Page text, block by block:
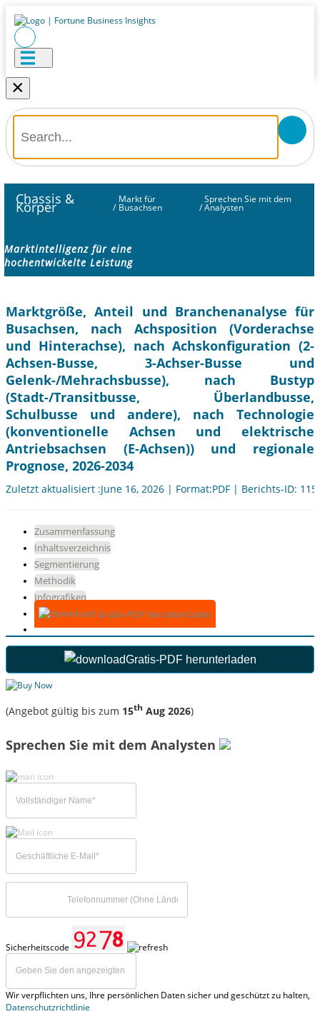
×
Chassis &
Körper /
Markt für
Busachsen /
Sprechen Sie mit dem
Analysten
Marktintelligenz für eine
hochentwickelte Leistung
Marktgröße, Anteil und Branchenanalyse für
Busachsen, nach Achsposition (Vorderachse
und Hinterachse), nach Achskonfiguration (2-
Achsen-Busse, 3-Achser-Busse und
Gelenk-/Mehrachsbusse), nach Bustyp
(Stadt-/Transitbusse, Überlandbusse,
Schulbusse und andere), nach Technologie
(konventionelle Achsen und elektrische
Antriebsachsen (E-Achsen)) und regionale
Prognose, 2026-2034
Zuletzt aktualisiert :June 16, 2026 | Format:PDF | Berichts-ID:
Zusammenfassung
Inhaltsverzeichnis
Segmentierung
Methodik
Infografiken
Gratis-PDF herunterladen
Gratis-PDF herunterladen
(Angebot gültig bis zum 15th Aug 2026)
Sprechen Sie mit dem Analysten
Sicherheitscode
Wir verpflichten uns, Ihre persönlichen Daten sicher und geschützt zu halten,
Datenschutzrichtlinie